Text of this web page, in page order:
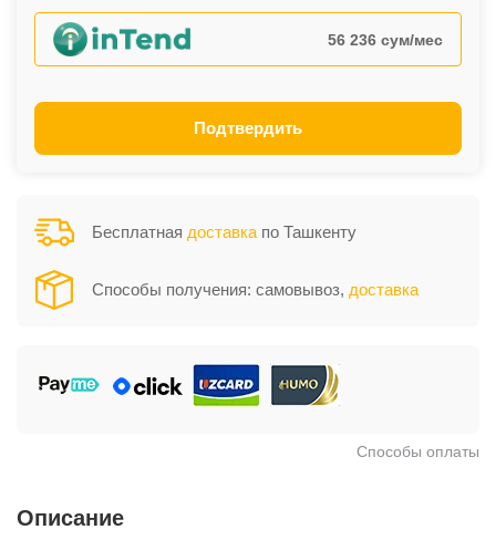
56 236 сум/мес
Подтвердить
Бесплатная доставка по Ташкенту
Способы получения: самовывоз, доставка
Способы оплаты
Описание